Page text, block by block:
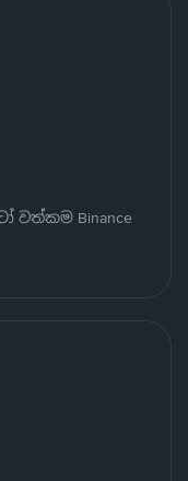
වත්කම Binance